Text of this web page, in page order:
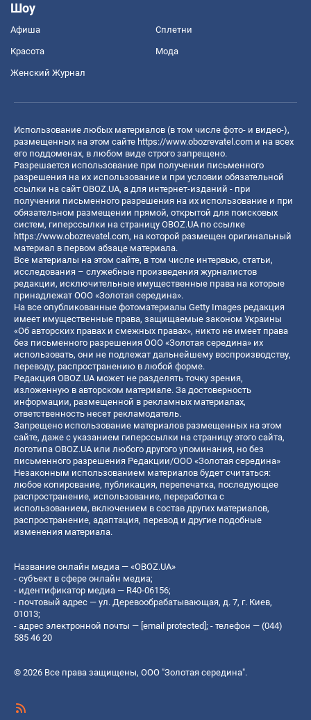
Шоу
Афиша Сплетни
Красота Мода
Женский Журнал
Использование любых материалов (в том числе фото- и видео-),
размещенных на этом сайте https://www.obozrevatel.com и на всех
его поддоменах, в любом виде строго запрещено.
Разрешается использование при получении письменного
разрешения на их использование и при условии обязательной
ссылки на сайт OBOZ.UA, а для интернет-изданий - при
получении письменного разрешения на их использование и при
обязательном размещении прямой, открытой для поисковых
систем, гиперссылки на страницу OBOZ.UA по ссылке
https://www.obozrevatel.com, на которой размещен оригинальный
материал в первом абзаце материала.
Все материалы на этом сайте, в том числе интервью, статьи,
исследования – служебные произведения журналистов
редакции, исключительные имущественные права на которые
принадлежат ООО «Золотая середина».
На все опубликованные фотоматериалы Getty Images редакция
имеет имущественные права, защищаемые законом Украины
«Об авторских правах и смежных правах», никто не имеет права
без письменного разрешения ООО «Золотая середина» их
использовать, они не подлежат дальнейшему воспроизводству,
переводу, распространению в любой форме.
Редакция OBOZ.UA может не разделять точку зрения,
изложенную в авторском материале. За достоверность
информации, размещенной в рекламных материалах,
ответственность несет рекламодатель.
Запрещено использование материалов размещенных на этом
сайте, даже с указанием гиперссылки на страницу этого сайта,
логотипа OBOZ.UA или любого другого упоминания, но без
письменного разрешения Редакции/ООО «Золотая середина»
Незаконным использованием материалов будет считаться:
любое копирование, публикация, перепечатка, последующее
распространение, использование, переработка с
использованием, включением в состав других материалов,
распространение, адаптация, перевод и другие подобные
изменения материала.
Название онлайн медиа — «OBOZ.UA»
- субъект в сфере онлайн медиа;
- идентификатор медиа — R40-06156;
- почтовый адрес — ул. Деревообрабатывающая, д. 7, г. Киев,
01013;
- адрес электронной почты — [email protected] ; - телефон — (044)
585 46 20
© 2026 Все права защищены, ООО "Золотая середина".